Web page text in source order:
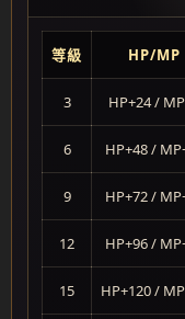
等級 HP/MP
3 HP+24 /
6 HP+48 /
9 HP+72 /
12 HP+96 /
15 HP+120 /